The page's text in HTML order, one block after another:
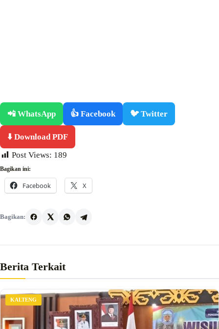
📲 WhatsApp 👍 Facebook 🐦 Twitter
⬇️ Download PDF
Post Views: 189
Bagikan ini:
Facebook X
Bagikan:
Berita Terkait
KALTENG